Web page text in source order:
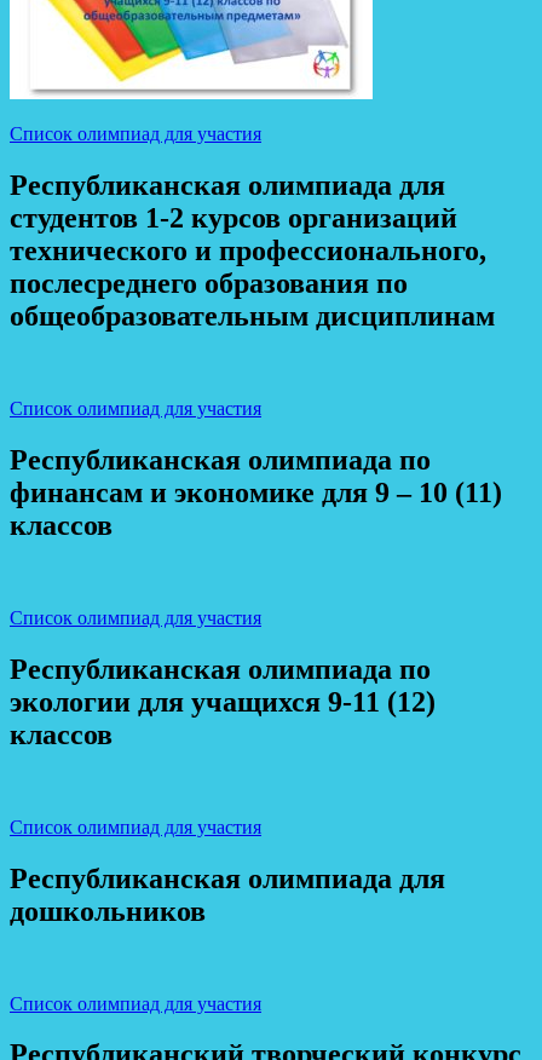
Список олимпиад для участия
Республиканская олимпиада для
студентов 1-2 курсов организаций
технического и профессионального,
послесреднего образования по
общеобразовательным дисциплинам
Список олимпиад для участия
Республиканская олимпиада по
финансам и экономике для 9 – 10 (11)
классов
Список олимпиад для участия
Республиканская олимпиада по
экологии для учащихся 9-11 (12)
классов
Список олимпиад для участия
Республиканская олимпиада для
дошкольников
Список олимпиад для участия